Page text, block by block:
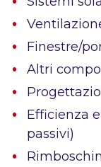
Finestre/
Altri
Efficienza
passivi)